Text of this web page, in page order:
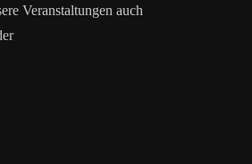
Veranstaltungen auch